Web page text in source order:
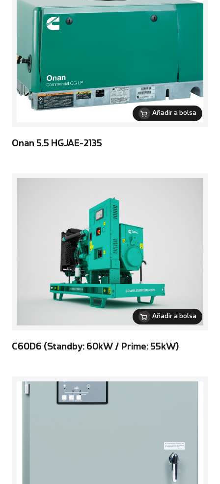
Añadir a bolsa
Onan 5.5 HGJAE-2135
Añadir a bolsa
C60D6 (Standby: 60kW / Prime: 55kW)